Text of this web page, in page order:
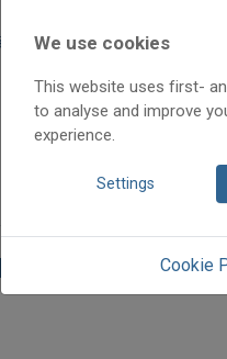
We use cookies
This website uses first-
to analyse and improve
experience.
Settings
Cookie